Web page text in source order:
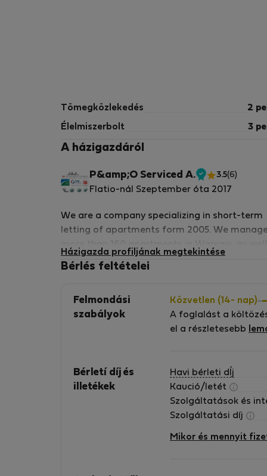
Tömegközlekedés 2
Élelmiszerbolt 3
A házigazdáról
P&amp;O Serviced A.
Ellenőrzött
3.5(6)
Flatio-nál Szeptember óta 2017
We are a company specializing in short-term
letting of apartments form 2005. We
Costa del Sol (Spain). We are proud to be a
operated serviced apartment providers across
the globe and are united under a single
representation, distribution, sales and
of the Association of International Property
Professionals (AIPP) We have a variety of
apartments for short term letting that are
located in the Warsaw city center, from
comfortable and cosy ones to luxurious
accommodation, from compact and
Házigazda profiljának megtekintése
Bérlés feltételei
Felmondási
szabályok
Közvetlen (14- nap)
A foglalást a
el a részletesebb
Bérletí díj és
illetékek
Havi bérleti dÍj
Kaució/letét
Szolgáltatások és
Szolgáltatási díj
Mikor és mennyit